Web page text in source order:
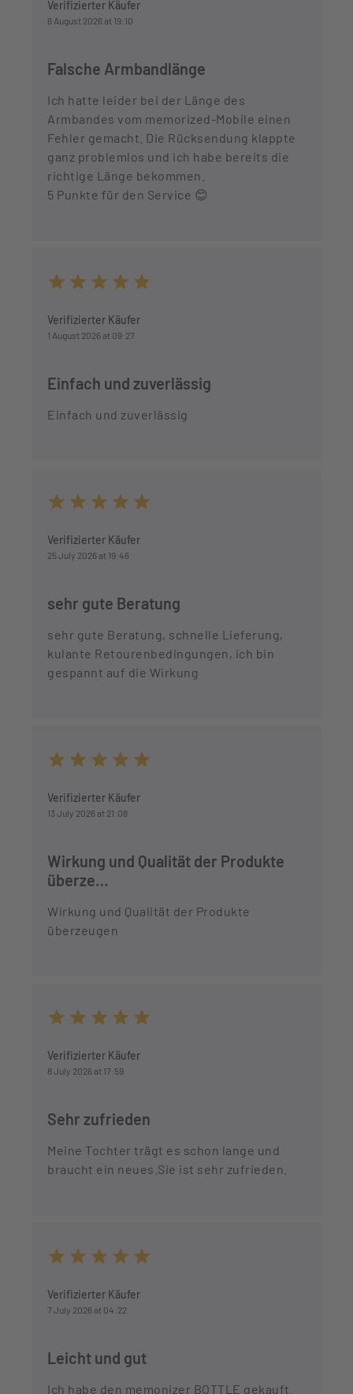
Verifizierter Käufer
6 August 2026 at 19:10
Falsche Armbandlänge
Ich hatte leider bei der Länge des
Armbandes vom memorized-Mobile einen
Fehler gemacht. Die Rücksendung klappte
ganz problemlos und ich habe bereits die
richtige Länge bekommen.
5 Punkte für den Service 😊
Verifizierter Käufer
1 August 2026 at 09:27
Einfach und zuverlässig
Einfach und zuverlässig
Verifizierter Käufer
25 July 2026 at 19:46
sehr gute Beratung
sehr gute Beratung, schnelle Lieferung,
kulante Retourenbedingungen, ich bin
gespannt auf die Wirkung
Verifizierter Käufer
13 July 2026 at 21:08
Wirkung und Qualität der Produkte
überze…
Wirkung und Qualität der Produkte
überzeugen
Verifizierter Käufer
8 July 2026 at 17:59
Sehr zufrieden
Meine Tochter trägt es schon lange und
braucht ein neues.Sie ist sehr zufrieden.
Verifizierter Käufer
7 July 2026 at 04:22
Leicht und gut
Ich habe den memonizer BOTTLE gekauft.